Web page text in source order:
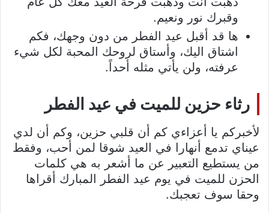
وقبرك نور ونعيم.
ها قد أقبل عيد الفطر من دون وجهك، فكم
اشتاق اليك، وأستاق لروحك المحبة لكل شيء
عرفته، ولن يأتي مثله أحداً.
رثاء حزين للميت في عيد الفطر
لأخبركم يا أعزاءي كم أن قلبي حزين، وكم أن لدي
عيناي تدمع أنهارا في العيد شوقا لمن أحب، وفقط
من يستطيع التعبير عن ما أشعر به هي كلمات
الحزن للميت في يوم عيد الفطر المبارك أقراها
وحقا سوف تعجبك.